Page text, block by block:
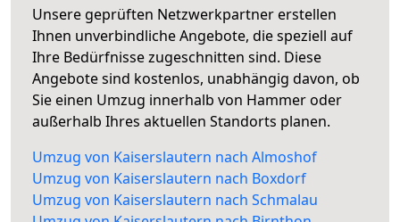
Unsere geprüften Netzwerkpartner erstellen
Ihnen unverbindliche Angebote, die speziell auf
Ihre Bedürfnisse zugeschnitten sind. Diese
Angebote sind kostenlos, unabhängig davon, ob
Sie einen Umzug innerhalb von Hammer oder
außerhalb Ihres aktuellen Standorts planen.
Umzug von Kaiserslautern nach Almoshof
Umzug von Kaiserslautern nach Boxdorf
Umzug von Kaiserslautern nach Schmalau